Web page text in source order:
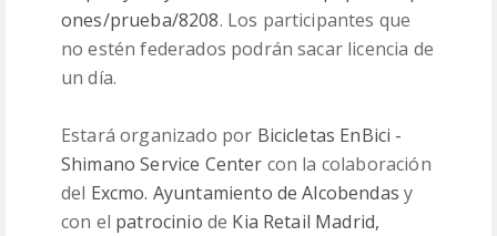
ones/prueba/8208. Los participantes que
no estén federados podrán sacar licencia de
un día.
Estará organizado por Bicicletas EnBici -
Shimano Service Center con la colaboración
del Excmo. Ayuntamiento de Alcobendas y
con el patrocinio de Kia Retail Madrid,